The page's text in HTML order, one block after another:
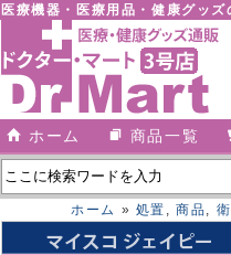
医療機器・医療用品・健康グッ
ホーム 商品一覧
ホーム » 処置 ,商品,